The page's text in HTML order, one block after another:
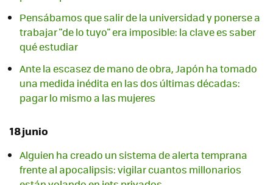
Pensábamos que salir de la universidad y ponerse a
trabajar "de lo tuyo" era imposible: la clave es saber
qué estudiar
Ante la escasez de mano de obra, Japón ha tomado
una medida inédita en las dos últimas décadas:
pagar lo mismo a las mujeres
18 junio
Alguien ha creado un sistema de alerta temprana
frente al apocalipsis: vigilar cuantos millonarios